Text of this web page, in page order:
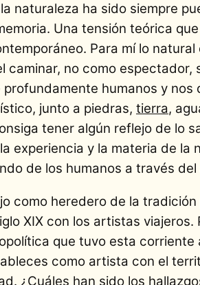
naturaleza ha sido siempre
Una tensión teórica
Para mí lo natural
caminar, no como espectador,
humanos y nos
junto a piedras, tierra,
tener algún reflejo de lo
experiencia y la materia de la
de los humanos a través
como heredero de la
XIX con los artistas viajeros.
que tuvo esta corriente
como artista con el
¿Cuáles han sido los